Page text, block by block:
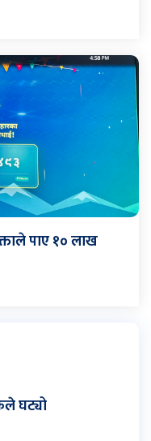
पाए १० लाख
घट्यो